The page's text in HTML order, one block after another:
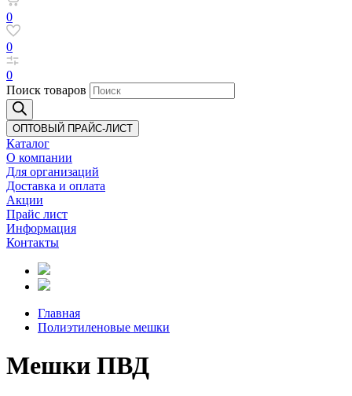
0
0
0
Поиск товаров
ОПТОВЫЙ ПРАЙС-ЛИСТ
Каталог
О компании
Для организаций
Доставка и оплата
Акции
Прайс лист
Информация
Контакты
Главная
Полиэтиленовые мешки
Мешки ПВД